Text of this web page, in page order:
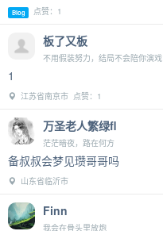
Blog 点赞：1
板了又板
不用假装努力，结局不会陪你演戏
1
江苏省南京市 点赞：1
万圣老人繁绿fl
茫茫暗夜，路在何方
备叔叔会梦见瓒哥哥吗
山东省临沂市
Finn
我会在骨头里放炮